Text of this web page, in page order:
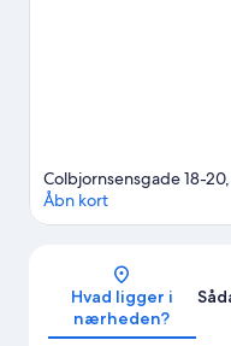
Colbjornsensgade 18-
Åbn kort
Hvad ligger i
nærheden?